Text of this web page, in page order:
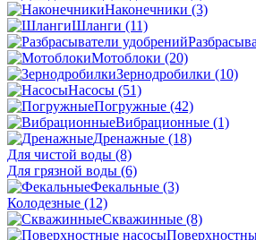
Наконечники (3)
Шланги (11)
Мотоблоки (20)
Зернодробилки (10)
Насосы (51)
Погружные (42)
Вибрационные (1)
Дренажные (18)
Для чистой воды (8)
Для грязной воды (6)
Фекальные (3)
Колодезные (12)
Скважинные (8)